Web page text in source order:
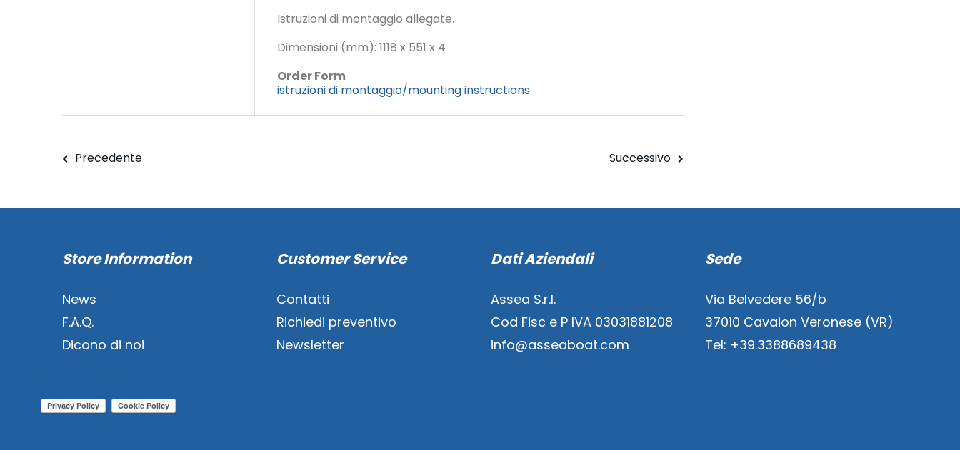
Istruzioni di montaggio allegate.
Dimensioni (mm): 1118 x 551 x 4
Order Form
istruzioni di montaggio/mounting instructions
Precedente Successivo
Store Information
News
F.A.Q.
Dicono di noi
Customer Service
Contatti
Richiedi preventivo
Newsletter
Dati Aziendali
Assea S.r.l.
Cod Fisc e P IVA 03031881208
info@asseaboat.com
Sede
Via Belvedere 56/b
37010 Cavaion Veronese (VR)
Tel: +39.3388689438